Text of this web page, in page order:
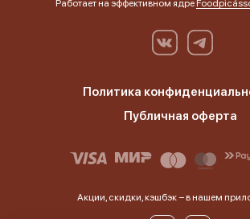
Работает на эффективном ядре
Политика
Публичная оферта
Акции, скидки, кэшбэк − в нашем